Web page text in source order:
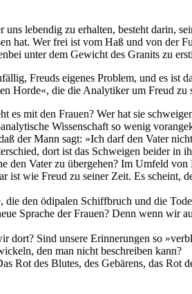
lebendig zu erhalten, besteht darin,
hat. Wer frei ist vom Haß und von der
unter dem Gewicht des Granits zu
Freuds eigenes Problem, und es ist
Horde«, die die Analytiker um Freud zu
mit den Frauen? Wer hat sie
Wissenschaft so wenig
der Mann sagt: »Ich darf den Vater
dort ist das Schweigen beider in
den Vater zu übergehen? Im Umfeld
wie Freud zu seiner Zeit. Es scheint,
den ödipalen Schiffbruch und die
Sprache der Frauen? Denn wenn wir
dort? Sind unsere Erinnerungen so
den man nicht beschreiben kann?
Rot des Blutes, des Gebärens, das Rot